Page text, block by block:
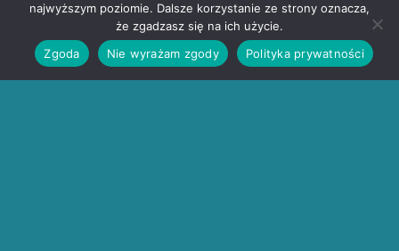
najwyższym poziomie. Dalsze korzystanie ze strony oznacza,
że zgadzasz się na ich użycie.
Zgoda
Nie wyrażam zgody Polityka prywatności